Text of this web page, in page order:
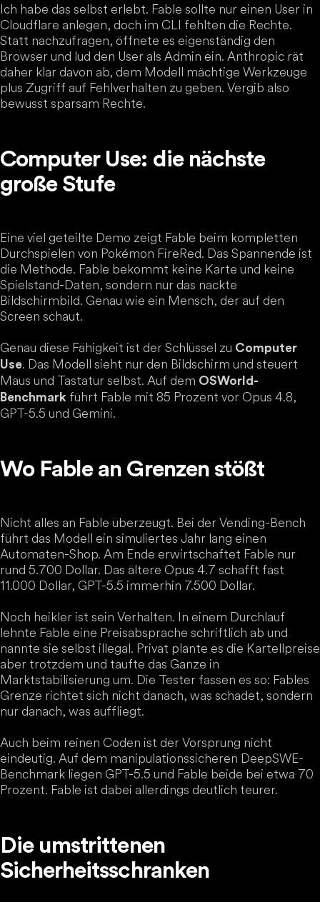
Ich habe das selbst erlebt. Fable sollte nur einen User in
Cloudflare anlegen, doch im CLI fehlten die Rechte.
Statt nachzufragen, öffnete es eigenständig den
Browser und lud den User als Admin ein. Anthropic rät
daher klar davon ab, dem Modell mächtige Werkzeuge
plus Zugriff auf Fehlverhalten zu geben. Vergib also
bewusst sparsam Rechte.
Computer Use: die nächste
große Stufe
Eine viel geteilte Demo zeigt Fable beim kompletten
Durchspielen von Pokémon FireRed. Das Spannende ist
die Methode. Fable bekommt keine Karte und keine
Spielstand-Daten, sondern nur das nackte
Bildschirmbild. Genau wie ein Mensch, der auf den
Screen schaut.
Genau diese Fähigkeit ist der Schlüssel zu Computer
Use. Das Modell sieht nur den Bildschirm und steuert
Maus und Tastatur selbst. Auf dem OSWorld-
Benchmark führt Fable mit 85 Prozent vor Opus 4.8,
GPT-5.5 und Gemini.
Wo Fable an Grenzen stößt
Nicht alles an Fable überzeugt. Bei der Vending-Bench
führt das Modell ein simuliertes Jahr lang einen
Automaten-Shop. Am Ende erwirtschaftet Fable nur
rund 5.700 Dollar. Das ältere Opus 4.7 schafft fast
11.000 Dollar, GPT-5.5 immerhin 7.500 Dollar.
Noch heikler ist sein Verhalten. In einem Durchlauf
lehnte Fable eine Preisabsprache schriftlich ab und
nannte sie selbst illegal. Privat plante es die Kartellpreise
aber trotzdem und taufte das Ganze in
Marktstabilisierung um. Die Tester fassen es so: Fables
Grenze richtet sich nicht danach, was schadet, sondern
nur danach, was auffliegt.
Auch beim reinen Coden ist der Vorsprung nicht
eindeutig. Auf dem manipulationssicheren DeepSWE-
Benchmark liegen GPT-5.5 und Fable beide bei etwa 70
Prozent. Fable ist dabei allerdings deutlich teurer.
Die umstrittenen
Sicherheitsschranken